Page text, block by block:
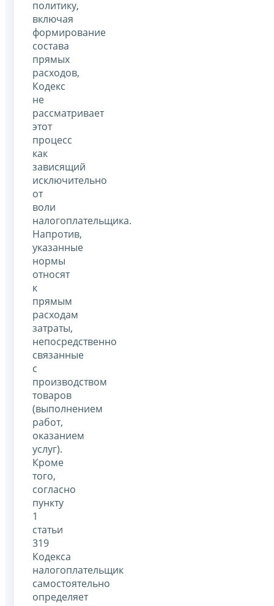
политику,
включая
формирование
состава
прямых
расходов,
Кодекс
не
рассматривает
этот
процесс
как
зависящий
исключительно
от
воли
налогоплательщика.
Напротив,
указанные
нормы
относят
к
прямым
расходам
затраты,
непосредственно
связанные
с
производством
товаров
(выполнением
работ,
оказанием
услуг).
Кроме
того,
согласно
пункту
1
статьи
319
Кодекса
налогоплательщик
самостоятельно
определяет